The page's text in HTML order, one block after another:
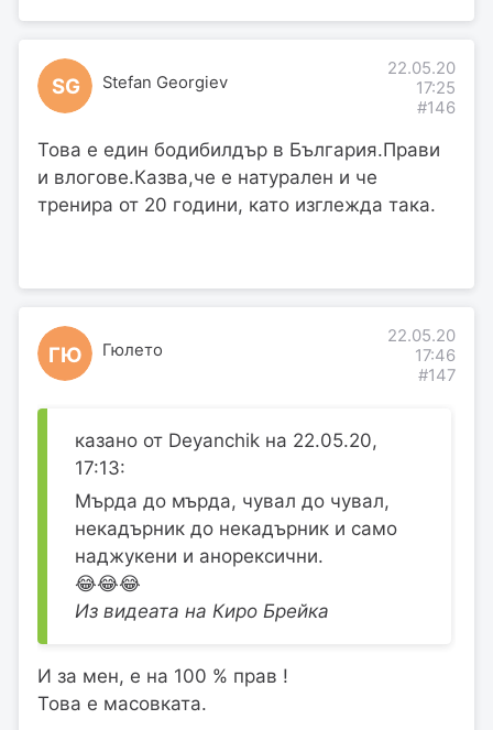
SG Stefan Georgiev
22.05.20
17:25
#146
Това е един бодибилдър в България.Прави
и влогове.Казва,че е натурален и че
тренира от 20 години, като изглежда така.
ГЮ Гюлето
22.05.20
17:46
#147
казано от Deyanchik на 22.05.20,
17:13:
Мърда до мърда, чувал до чувал,
некадърник до некадърник и само
наджукени и анорексични.
😂😂😂
Из видеата на Киро Брейка
И за мен, е на 100 % прав !
Това е масовката.